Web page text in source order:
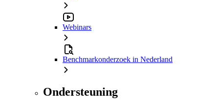
Webinars
Benchmarkonderzoek in Nederland
Ondersteuning